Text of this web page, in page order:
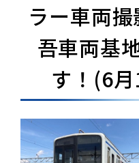
ラー車両
吾車両基
す！(6